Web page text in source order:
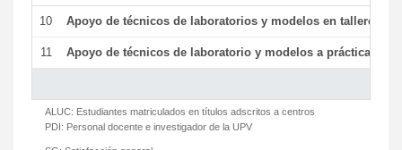
10 Apoyo de técnicos de laboratorios y modelos en talleres/
11 Apoyo de técnicos de laboratorio y modelos a prácticas y
ALUC: Estudiantes matriculados en títulos adscritos a centros
PDI: Personal docente e investigador de la UPV